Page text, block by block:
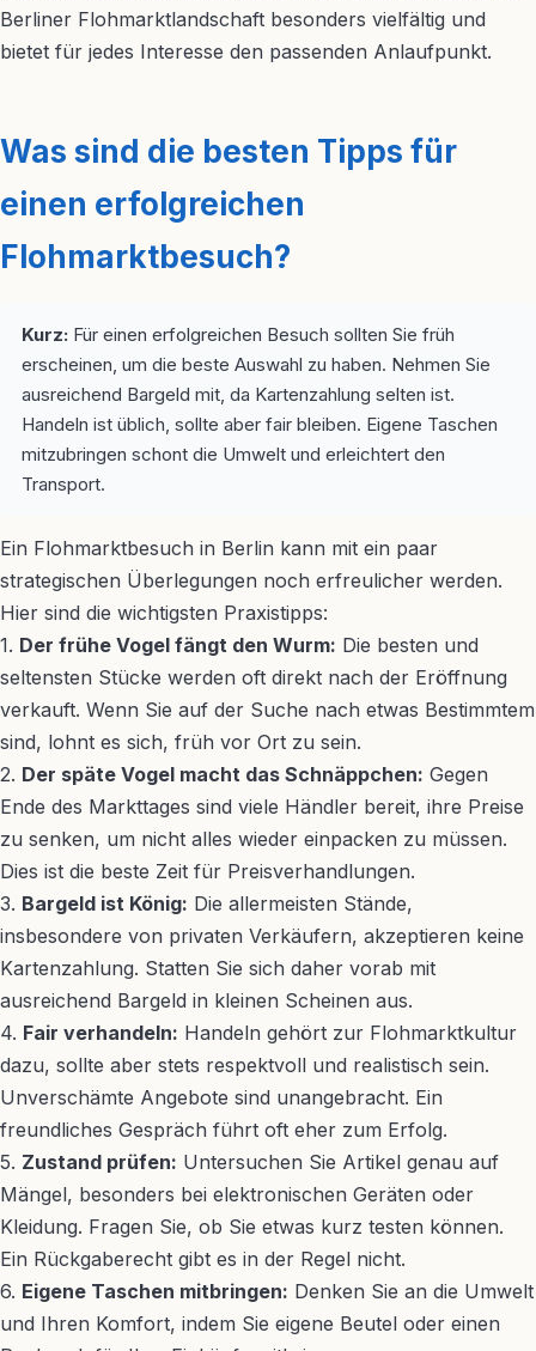
Berliner Flohmarktlandschaft besonders vielfältig und
bietet für jedes Interesse den passenden Anlaufpunkt.
Was sind die besten Tipps für
einen erfolgreichen
Flohmarktbesuch?
Kurz: Für einen erfolgreichen Besuch sollten Sie früh
erscheinen, um die beste Auswahl zu haben. Nehmen Sie
ausreichend Bargeld mit, da Kartenzahlung selten ist.
Handeln ist üblich, sollte aber fair bleiben. Eigene Taschen
mitzubringen schont die Umwelt und erleichtert den
Transport.
Ein Flohmarktbesuch in Berlin kann mit ein paar
strategischen Überlegungen noch erfreulicher werden.
Hier sind die wichtigsten Praxistipps:
1. Der frühe Vogel fängt den Wurm: Die besten und
seltensten Stücke werden oft direkt nach der Eröffnung
verkauft. Wenn Sie auf der Suche nach etwas Bestimmtem
sind, lohnt es sich, früh vor Ort zu sein.
2. Der späte Vogel macht das Schnäppchen: Gegen
Ende des Markttages sind viele Händler bereit, ihre Preise
zu senken, um nicht alles wieder einpacken zu müssen.
Dies ist die beste Zeit für Preisverhandlungen.
3. Bargeld ist König: Die allermeisten Stände,
insbesondere von privaten Verkäufern, akzeptieren keine
Kartenzahlung. Statten Sie sich daher vorab mit
ausreichend Bargeld in kleinen Scheinen aus.
4. Fair verhandeln: Handeln gehört zur Flohmarktkultur
dazu, sollte aber stets respektvoll und realistisch sein.
Unverschämte Angebote sind unangebracht. Ein
freundliches Gespräch führt oft eher zum Erfolg.
5. Zustand prüfen: Untersuchen Sie Artikel genau auf
Mängel, besonders bei elektronischen Geräten oder
Kleidung. Fragen Sie, ob Sie etwas kurz testen können.
Ein Rückgaberecht gibt es in der Regel nicht.
6. Eigene Taschen mitbringen: Denken Sie an die Umwelt
und Ihren Komfort, indem Sie eigene Beutel oder einen